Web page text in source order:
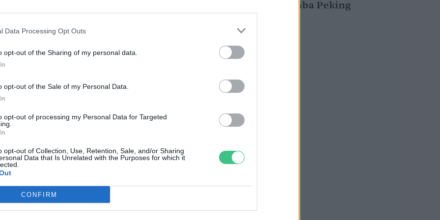
Data Processing Opt Outs
opt-out of the Sharing of my personal data.
opt-out of the Sale of my Personal Data.
opt-out of processing my Personal Data for Targeted
opt-out of Collection, Use, Retention, Sale, and/or Sharing
Data that Is Unrelated with the Purposes for which it
CONFIRM
a holnap kezdődő téli
borult sárgába Peking
Greendex szemle
mint 200 millió fát ültettek
az elmúlt negyven
Szemle